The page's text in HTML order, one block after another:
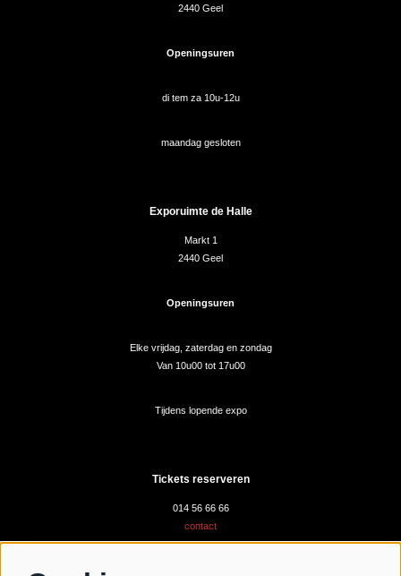
2440 Geel
Openingsuren
di tem za 10u-12u
maandag gesloten
Exporuimte de Halle
Markt 1
2440 Geel
Openingsuren
Elke vrijdag, zaterdag en zondag
Van 10u00 tot 17u00
Tijdens lopende expo
Tickets reserveren
014 56 66 66
contact